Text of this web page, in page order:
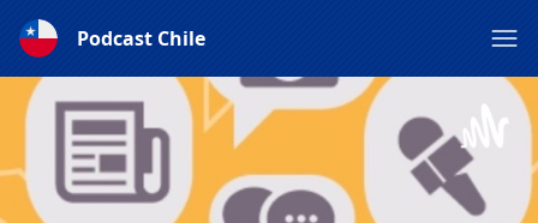
Podcast Chile